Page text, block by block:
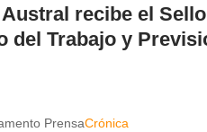
recibe el
del Trabajo y
PrensaCrónica